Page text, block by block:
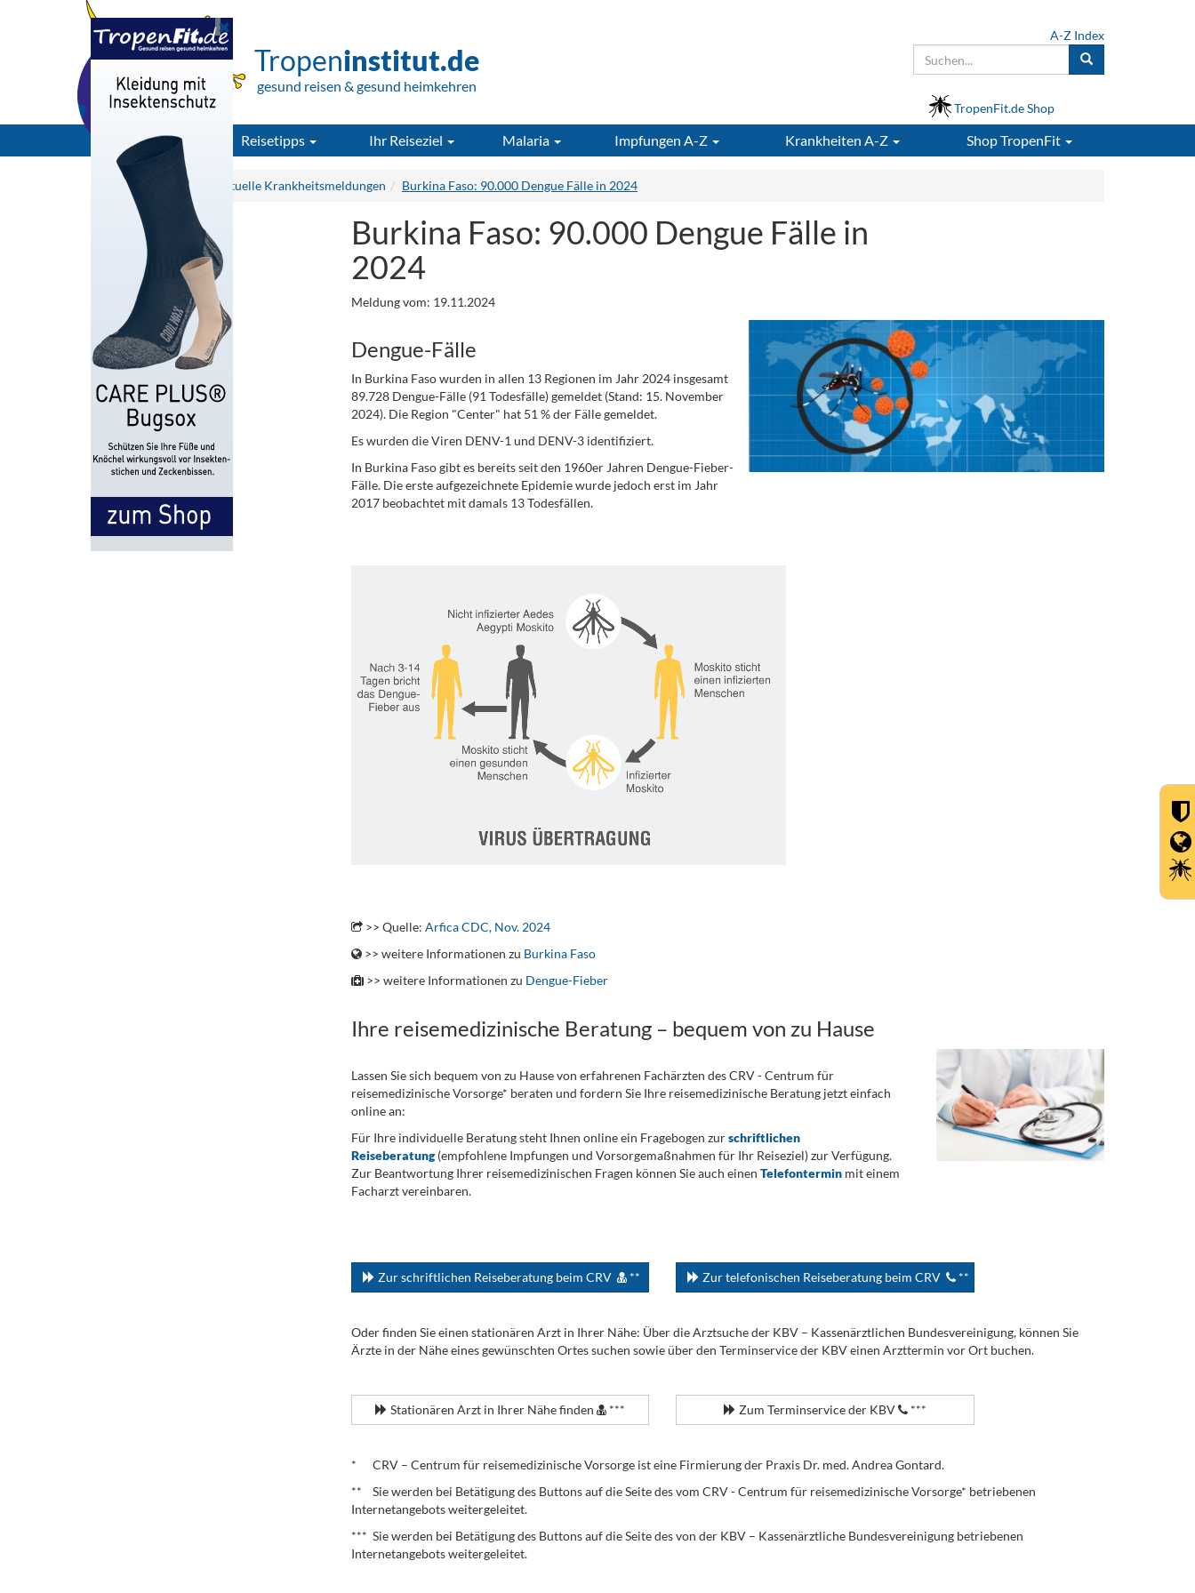
Tropeninstitut.de
gesund reisen & gesund heimkehren
A-Z Index
TropenFit.de Shop
Reisetipps Ihr Reiseziel Malaria Impfungen A-Z Krankheiten A-Z ShopTropenFit
Tropeninstitut.de Aktuelle Krankheitsmeldungen Burkina Faso: 90.000 Dengue Fälle in 2024
Burkina Faso: 90.000 Dengue Fälle in
2024
Meldung vom: 19.11.2024
Dengue-Fälle
In Burkina Faso wurden in allen 13 Regionen im Jahr 2024 insgesamt
89.728 Dengue-Fälle (91 Todesfälle) gemeldet (Stand: 15. November
2024). Die Region "Center" hat 51 % der Fälle gemeldet.
Es wurden die Viren DENV-1 und DENV-3 identifiziert.
In Burkina Faso gibt es bereits seit den 1960er Jahren Dengue-Fieber-
Fälle. Die erste aufgezeichnete Epidemie wurde jedoch erst im Jahr
2017 beobachtet mit damals 13 Todesfällen.
>> Quelle: Arfica CDC, Nov. 2024
>> weitere Informationen zu Burkina Faso
>> weitere Informationen zu Dengue-Fieber
Ihre reisemedizinische Beratung – bequem von zu Hause
Lassen Sie sich bequem von zu Hause von erfahrenen Fachärzten des CRV - Centrum für
reisemedizinische Vorsorge* beraten und fordern Sie Ihre reisemedizinische Beratung jetzt einfach
online an:
Für Ihre individuelle Beratung steht Ihnen online ein Fragebogen zurschriftlichen
Reiseberatung(empfohlene Impfungen und Vorsorgemaßnahmen für Ihr Reiseziel) zur Verfügung.
Zur Beantwortung Ihrer reisemedizinischen Fragen können Sie auch einen Telefonterminmit einem
Facharzt vereinbaren.
Zur schriftlichen Reiseberatung beim CRV ** Zur telefonischen Reiseberatung beim CRV **
Oder finden Sie einen stationären Arzt in Ihrer Nähe: Über die Arztsuche der KBV – Kassenärztlichen Bundesvereinigung, können Sie
Ärzte in der Nähe eines gewünschten Ortes suchen sowie über den Terminservice der KBV einen Arzttermin vor Ort buchen.
Stationären Arzt in Ihrer Nähe finden *** Zum Terminservice der KBV ***
* CRV – Centrum für reisemedizinische Vorsorge ist eine Firmierung der Praxis Dr. med. Andrea Gontard.
** Sie werden bei Betätigung des Buttons auf die Seite des vom CRV - Centrum für reisemedizinische Vorsorge* betriebenen
Internetangebots weitergeleitet.
*** Sie werden bei Betätigung des Buttons auf die Seite des von der KBV – Kassenärztliche Bundesvereinigung betriebenen
Internetangebots weitergeleitet.